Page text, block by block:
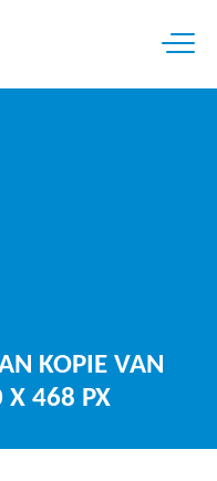
KOPIE VAN
X 468 PX